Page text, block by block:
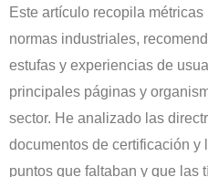
Este artículo recopila
normas industriales,
estufas y experiencias de
principales páginas y
sector. He analizado las
documentos de certificación y
puntos que faltaban y que las